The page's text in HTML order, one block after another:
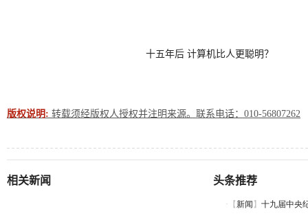
十五年后 计算机比人更聪明？
版权说明: 转载须经版权人授权并注明来源。联系电话：010-56807262
相关新闻 头条推荐